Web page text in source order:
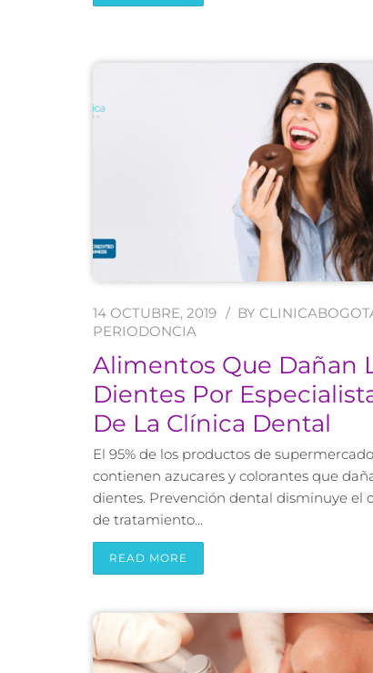
14 OCTUBRE, 2019 BY
PERIODONCIA
Alimentos Que Dañan
Dientes Por
De La Clínica Dental
El 95% de los productos de supermercado
contienen azucares y colorantes que
dientes. Prevención dental disminuye el
de tratamiento…
READ MORE